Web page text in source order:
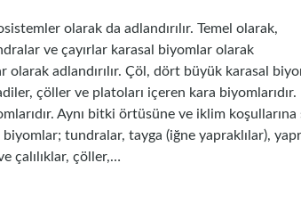
olarak da adlandırılır. Temel olarak,
ve çayırlar karasal biyomlar olarak
olarak adlandırılır. Çöl, dört büyük karasal
çöller ve platoları içeren kara biyomlarıdır.
Aynı bitki örtüsüne ve iklim koşullarına
tundralar, tayga (iğne yapraklılar),
çalılıklar, çöller,…